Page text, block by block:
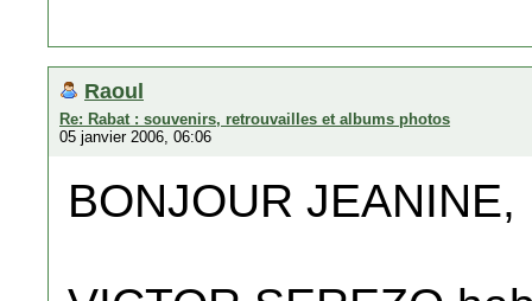
Raoul
Re: Rabat : souvenirs, retrouvailles et albums photos
05 janvier 2006, 06:06
BONJOUR JEANINE,